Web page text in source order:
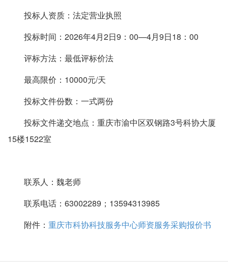
投标人资质：法定营业执照
投标时间：2026年4月2日9：00—4月9日18：00
评标方法：最低评标价法
最高限价：10000元/天
投标文件份数：一式两份
投标文件递交地点：重庆市渝中区双钢路3号科协大厦
15楼1522室
联系人：魏老师
联系电话：63002289；13594313985
附件： 重庆市科协科技服务中心师资服务采购报价书